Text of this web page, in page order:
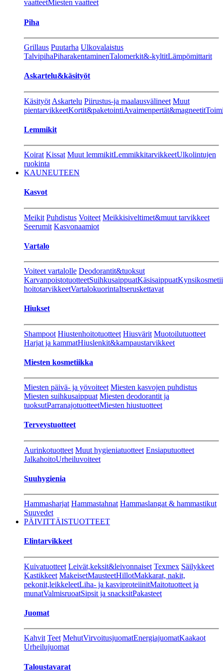
vaatteetMiesten vaatteet
Piha
Grillaus Puutarha Ulkovalaistus
TalvipihaPiharakentaminenTalomerkit&-kyltitLämpömittarit
Askartelu&käsityöt
Käsityöt Askartelu Piirustus-ja maalausvälineet Muut
pientarvikkeetKortit&paketointiAvaimenpertät&magneetit
Lemmikit
Koirat Kissat Muut lemmikitLemmikkitarvikkeetUlkolintujen
ruokinta
KAUNEUTEEN
Kasvot
Meikit Puhdistus Voiteet Meikkisiveltimet&muut tarvikkeet
Seerumit Kasvonaamiot
Vartalo
Voiteet vartalolle Deodorantit&tuoksut
KarvanpoistotuotteetSuihkusaippuatKäsisaippuat
hoitotarvikkeetVartalokuorintaItseruskettavat
Hiukset
Shampoot Hiustenhoitotuotteet Hiusvärit Muotoilutuotteet
Harjat ja kammatHiuslenkit&kampaustarvikkeet
Miesten kosmetiikka
Miesten päivä- ja yövoiteet Miesten kasvojen puhdistus
Miesten suihkusaippuat Miesten deodorantit ja
tuoksutParranajotuotteetMiesten hiustuotteet
Terveystuotteet
Aurinkotuotteet Muut hygieniatuotteet Ensiaputuotteet
JalkahoitoUrheiluvoiteet
Suuhygienia
Hammasharjat Hammastahnat Hammaslangat & hammastikut
Suuvedet
PÄIVITTÄISTUOTTEET
Elintarvikkeet
Kuivatuotteet Leivät,keksit&leivonnaiset Texmex Säilykkeet
Kastikkeet MakeisetMausteetHillotMakkarat, nakit,
pekonit,leikkeleetLiha- ja kasviproteiinitMaitotuotteet ja
munatValmisruoatSipsit ja snacksitPakasteet
Juomat
Kahvit Teet MehutVirvoitusjuomatEnergiajuomatKaakaot
Urheilujuomat
Taloustavarat